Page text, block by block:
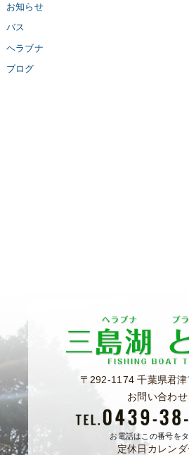
お知らせ
バス
ヘラブナ
ブログ
〒292-1174 千葉県君
お問い合わせ
お電話はこの番号を
定休日カレンダ